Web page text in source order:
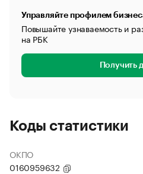
Управляйте профилем
Повышайте узнаваемость и
на РБК
Получить
Коды статистики
ОКПО
0160959632